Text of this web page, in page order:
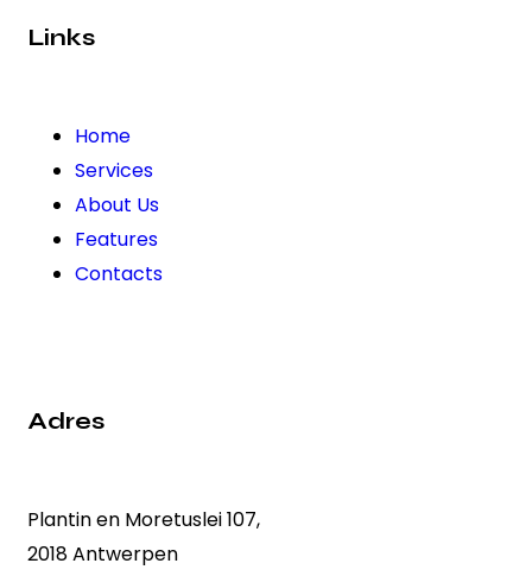
Adres
Plantin en Moretuslei 107,
2018 Antwerpen
Links
Home
Services
About Us
Features
Contacts